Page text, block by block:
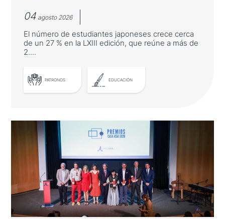
04 agosto 2026
El número de estudiantes japoneses crece cerca
de un 27 % en la LXIII edición, que reúne a más de
2....
PATRONOS EDUCACIÓN
Japón refuerza su presencia en los
Cursos Internacionales de Verano
de la Universidad de Salamanca
El número de estudiantes japoneses crece
cerca de un 27 % en la LXIII edición, que
reúne a más de 2.700 participantes de 80